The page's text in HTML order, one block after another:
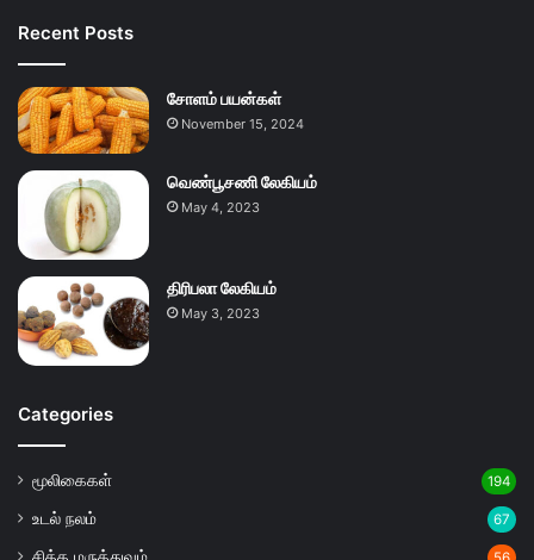
Recent Posts
சோளம் பயன்கள்
November 15, 2024
வெண்பூசணி லேகியம்
May 4, 2023
திரிபலா லேகியம்
May 3, 2023
Categories
மூலிகைகள் 194
உடல் நலம் 67